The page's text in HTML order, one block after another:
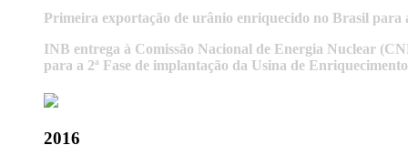
Primeira exportação de urânio enriquecido no Brasil para
INB entrega à Comissão Nacional de Energia Nuclear
para a 2ª Fase de implantação da Usina de Enriquecimento
2016